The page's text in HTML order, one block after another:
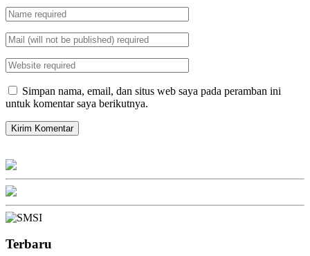
Simpan nama, email, dan situs web saya pada peramban ini
untuk komentar saya berikutnya.
Terbaru